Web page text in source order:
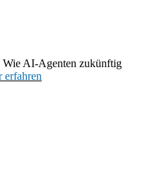
Wie AI‑Agenten zukünftig
erfahren